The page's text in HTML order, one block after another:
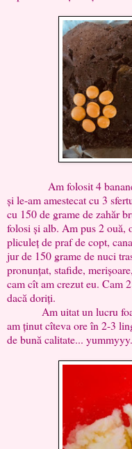
Am folosit 4 banane
și le-am amestecat cu 3
cu 150 de grame de zahăr
folosi și alb. Am pus 2 ouă,
pliculeț de praf de copt,
jur de 150 grame de nuci
pronunțat, stafide,
cam cît am crezut eu. Cam
dacă doriți.
Am uitat un lucru
am ținut cîteva ore în 2-3
de bună calitate...